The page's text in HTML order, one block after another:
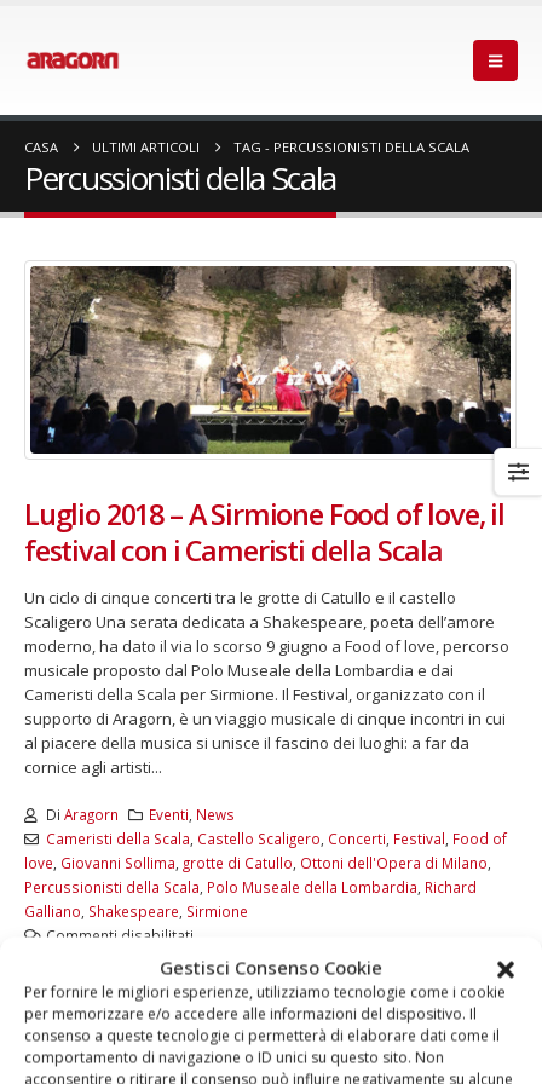
Gestisci Consenso Cookie
Per fornire le migliori esperienze, utilizziamo tecnologie come i cookie
per memorizzare e/o accedere alle informazioni del dispositivo. Il
consenso a queste tecnologie ci permetterà di elaborare dati come il
comportamento di navigazione o ID unici su questo sito. Non
acconsentire o ritirare il consenso può influire negativamente su alcune
CASA ULTIMI ARTICOLI TAG - PERCUSSIONISTI DELLA SCALA
Percussionisti della Scala
Luglio 2018 – A Sirmione Food of love, il
festival con i Cameristi della Scala
Un ciclo di cinque concerti tra le grotte di Catullo e il castello
Scaligero Una serata dedicata a Shakespeare, poeta dell’amore
moderno, ha dato il via lo scorso 9 giugno a Food of love, percorso
musicale proposto dal Polo Museale della Lombardia e dai
Cameristi della Scala per Sirmione. Il Festival, organizzato con il
supporto di Aragorn, è un viaggio musicale di cinque incontri in cui
al piacere della musica si unisce il fascino dei luoghi: a far da
cornice agli artisti...
Di Aragorn Eventi News
Cameristi della Scala Castello Scaligero Concerti Festival Food of
love Giovanni Sollima grotte di Catullo Ottoni dell'Opera di Milano
Percussionisti della Scala Polo Museale della Lombardia Richard
Galliano Shakespeare Sirmione
Commenti disabilitati